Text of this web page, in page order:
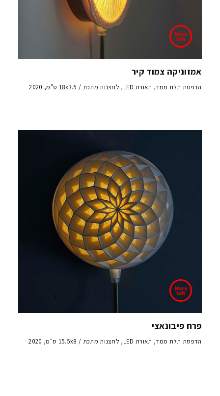
אמזוניקה צמוד קיר
הדפסת תלת ממד, תאורת LED, לחצנות מתכת / 18x3.5 ס"מ, 2020
פרח פיבונאצי
הדפסת תלת ממד, תאורת LED, לחצנות מתכת / 15.5x8 ס"מ, 2020